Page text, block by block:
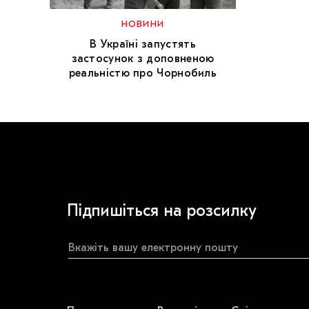
НОВИНИ
В Україні запустять
застосунок з доповненою
реальністю про Чорнобиль
Підпишіться на розсилку